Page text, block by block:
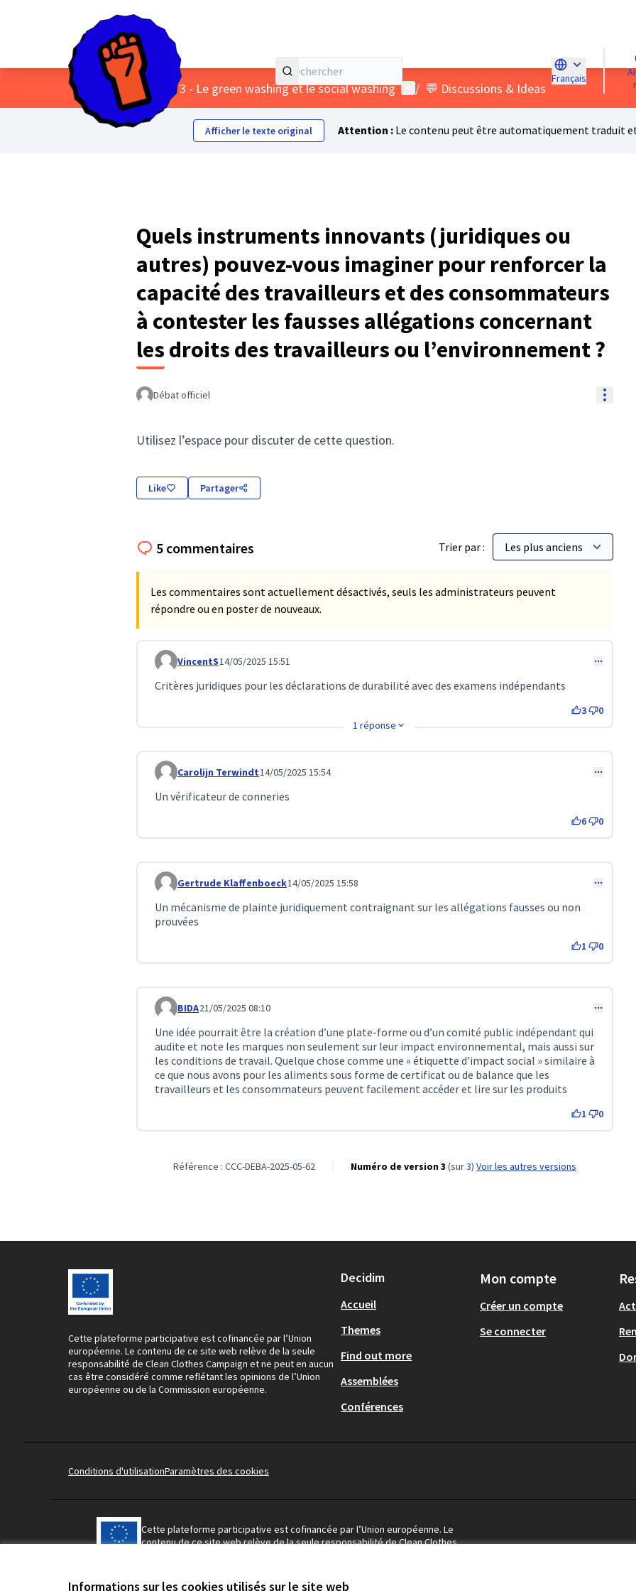
Informations sur les cookies utilisés sur le site web
Français
Choose
Aidez-
AccueilMenu principal
/ Themes 3 - Le green washing et le social washing Menu utilisateur
/ 💬 Discussions & Ideas
Afficher le texte original Attention :Le contenu peut être automatiquement traduit et
Quels instruments innovants (juridiques ou
autres) pouvez-vous imaginer pour renforcer la
capacité des travailleurs et des consommateurs
à contester les fausses allégations concernant
les droits des travailleurs ou l’environnement ?
Débat officiel
Utilisez l’espace pour discuter de cette question.
Like Partager
5 commentaires Trier par :
Les commentaires sont actuellement désactivés, seuls les administrateurs peuvent
répondre ou en poster de nouveaux.
Commentaire 117
VincentS14/05/2025 15:51
Critères juridiques pour les déclarations de durabilité avec des examens indépendants
3
0
1 réponse
Commentaire 120
Carolijn Terwindt14/05/2025 15:54
Un vérificateur de conneries
6 0
Commentaire 127
Gertrude Klaffenboeck14/05/2025 15:58
Un mécanisme de plainte juridiquement contraignant sur les allégations fausses ou non
prouvées
1 0
Commentaire 184
BIDA21/05/2025 08:10
Une idée pourrait être la création d’une plate-forme ou d’un comité public indépendant qui
audite et note les marques non seulement sur leur impact environnemental, mais aussi sur
les conditions de travail. Quelque chose comme une « étiquette d’impact social » similaire à
ce que nous avons pour les aliments sous forme de certificat ou de balance que les
travailleurs et les consommateurs peuvent facilement accéder et lire sur les produits
1 0
Référence : CCC-DEBA-2025-05-62 Numéro de version 3 (sur 3) voir les autres versions
Cette plateforme participative est cofinancée par l’Union
européenne. Le contenu de ce site web relève de la seule
responsabilité de Clean Clothes Campaign et ne peut en aucun
cas être considéré comme reflétant les opinions de l’Union
européenne ou de la Commission européenne.
Decidim
Accueil
Themes
Find out more
Assemblées
Conférences
Mon compte
Créer un compte
Se connecter
Conditions d'utilisationParamètres des cookies
Cette plateforme participative est cofinancée par l’Union européenne. Le
contenu de ce site web relève de la seule responsabilité de Clean Clothes